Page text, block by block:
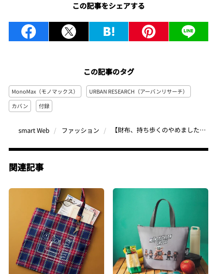
この記事をシェアする
この記事のタグ
MonoMax（モノマックス）
URBAN RESEARCH（アーバンリサーチ）
カバン
付録
smart Web ファッション 【財布、持ち歩くのやめました】なぜなら「財布付きトートバッグ」が便利すぎるから…MonoMax2月号付録が全キャッシュレス派に捧ぐ名作だった
関連記事